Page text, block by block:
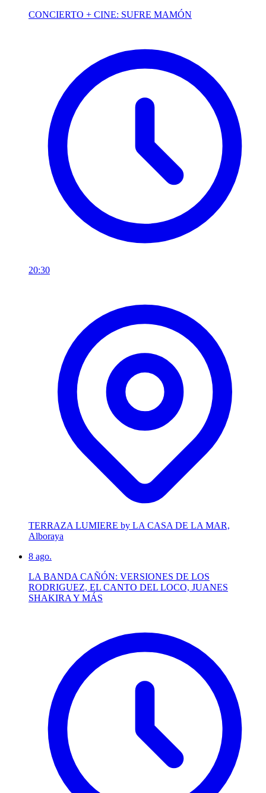
CONCIERTO + CINE: SUFRE MAMÓN
20:30
TERRAZA LUMIERE by LA CASA DE LA MAR,
Alboraya
8 ago.
LA BANDA CAÑÓN: VERSIONES DE LOS
RODRIGUEZ, EL CANTO DEL LOCO, JUANES
SHAKIRA Y MÁS